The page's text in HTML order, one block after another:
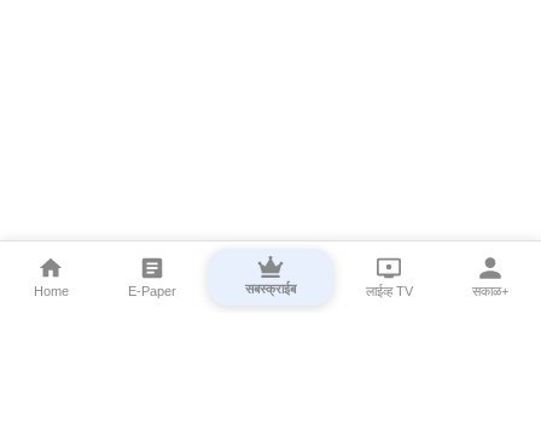
Home E-Paper सबस्क्राईब लाईव्ह TV सकाळ+